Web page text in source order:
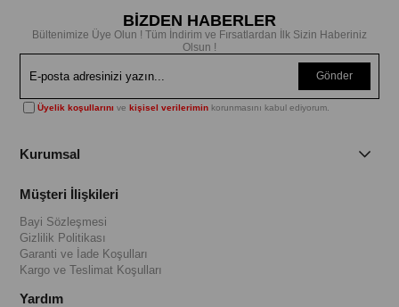
BİZDEN HABERLER
Bültenimize Üye Olun ! Tüm İndirim ve Fırsatlardan İlk Sizin Haberiniz
Olsun !
Gönder
Üyelik koşullarını vekişisel verilerimin korunmasını kabul ediyorum.
Kurumsal
Müşteri İlişkileri
Bayi Sözleşmesi
Gizlilik Politikası
Garanti ve İade Koşulları
Kargo ve Teslimat Koşulları
Yardım